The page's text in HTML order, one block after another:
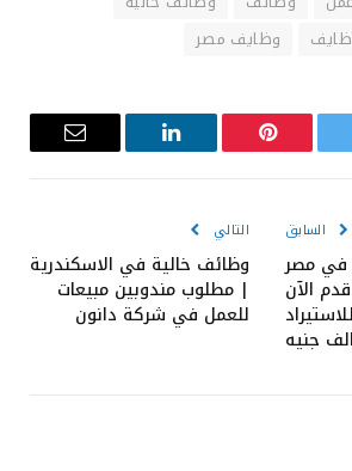
وظايف مصر
بينتيريست لينكدإن
البريد
السابق
في مصر
2025 | قدم الآن
التالي
وظائف خالية في الاسكندرية
| مطلوب مندوبين مبيعات
للعمل في شركة دانون